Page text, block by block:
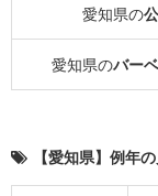
愛知県の
愛知県のバー
【愛知県】例年